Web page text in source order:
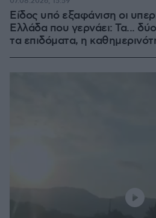
Είδος υπό εξαφάνιση οι
Ελλάδα που γερνάει: Τα...
τα επιδόματα, η